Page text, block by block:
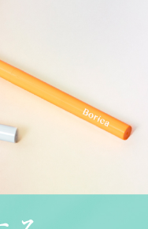
ます。
用。
プします。
。